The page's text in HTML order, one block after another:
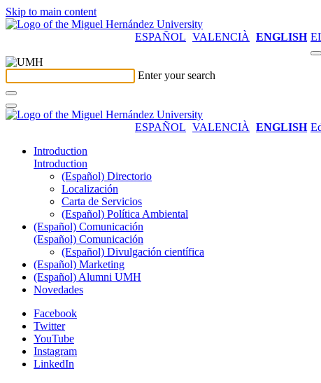
Skip to main content
ESPAÑOL VALENCIÀ ENGLISH
Enter your search
ESPAÑOL VALENCIÀ ENGLISH
Introduction
Introduction
(Español) Directorio
Localización
Carta de Servicios
(Español) Política Ambiental
(Español) Comunicación
(Español) Comunicación
(Español) Divulgación científica
(Español) Marketing
(Español) Alumni UMH
Novedades
Facebook
Twitter
YouTube
Instagram
LinkedIn